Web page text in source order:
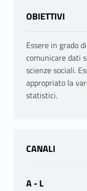
OBIETTIVI
Essere in grado
comunicare dati
scienze sociali.
appropriato la
statistici.
CANALI
A - L